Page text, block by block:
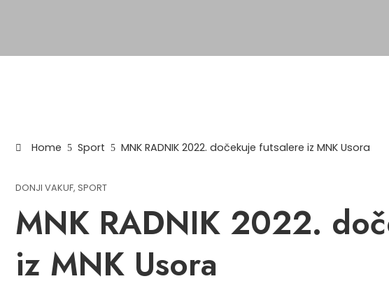
Home Sport MNK RADNIK 2022. dočekuje futsalere iz MNK Usora
DONJI VAKUF, SPORT
MNK RADNIK 2022.
iz MNK Usora